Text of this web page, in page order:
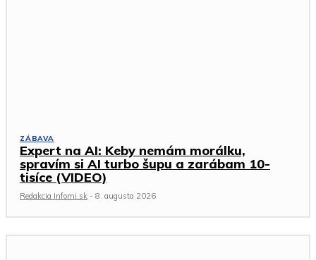
ZÁBAVA
Expert na AI: Keby nemám morálku,
spravím si AI turbo šupu a zarábam 10-
tisíce (VIDEO)
Redakcia Infomi.sk - 8. augusta 2026